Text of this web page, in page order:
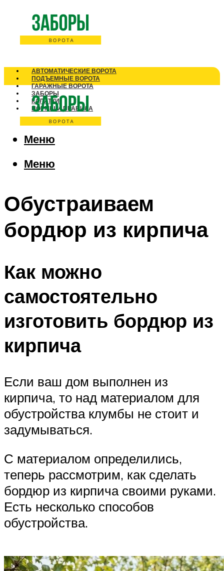
АВТОМАТИЧЕСКИЕ ВОРОТА
ПОДЪЕМНЫЕ ВОРОТА
ГАРАЖНЫЕ ВОРОТА
ЗАБОРЫ
КАЛИТКИ
НОРМЫ И ПРАВИЛА
Меню
Меню
Обустраиваем
бордюр из кирпича
Как можно
самостоятельно
изготовить бордюр из
кирпича
Если ваш дом выполнен из
кирпича, то над материалом для
обустройства клумбы не стоит и
задумываться.
С материалом определились,
теперь рассмотрим, как сделать
бордюр из кирпича своими руками.
Есть несколько способов
обустройства.